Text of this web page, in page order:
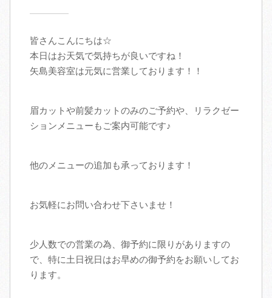
ヘアカタログ
クーポン／料金表
スタッフ紹介
ブログ
皆さんこんにちは☆
本日はお天気で気持ちが良いですね！
矢島美容室は元気に営業しております！！
眉カットや前髪カットのみのご予約や、リラクゼー
ションメニューもご案内可能です♪
他のメニューの追加も承っております！
お気軽にお問い合わせ下さいませ！
少人数での営業の為、御予約に限りがありますの
で、特に土日祝日はお早めの御予約をお願いしてお
ります。